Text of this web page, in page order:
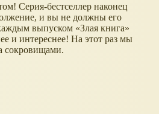
Серия-бестселлер наконец
и вы не должны его
выпуском
Злая книга
и интереснее! На этот раз мы
сокровищами.